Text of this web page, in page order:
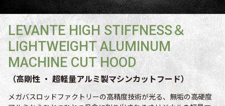
LEVANTE HIGH STIFFNESS＆
LIGHTWEIGHT ALUMINUM
MACHINE CUT HOOD
（高剛性 ・ 超軽量アルミ製マシンカットフード）
メガバスロッドファクトリーの高精度技術が光る、無垢の高硬度